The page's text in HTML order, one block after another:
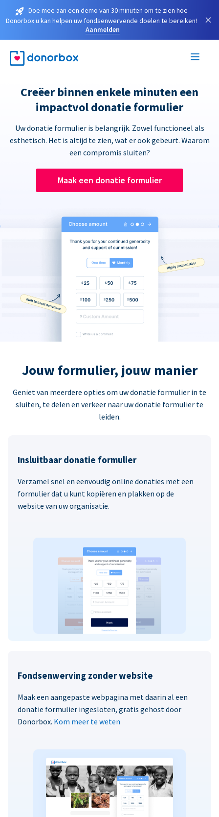
Doe mee aan een demo van 30 minuten om te zien hoe
Donorbox u kan helpen uw fondsenwervende doelen te bereiken!
Aanmelden
×
Creëer binnen enkele minuten een
impactvol donatie formulier
Uw donatie formulier is belangrijk. Zowel functioneel als
esthetisch. Het is altijd te zien, wat er ook gebeurt. Waarom
een compromis sluiten?
Maak een donatie formulier
Jouw formulier, jouw manier
Geniet van meerdere opties om uw donatie formulier in te
sluiten, te delen en verkeer naar uw donatie formulier te
leiden.
Insluitbaar donatie formulier
Verzamel snel en eenvoudig online donaties met een
formulier dat u kunt kopiëren en plakken op de
website van uw organisatie.
Fondsenwerving zonder website
Maak een aangepaste webpagina met daarin al een
donatie formulier ingesloten, gratis gehost door
Donorbox. Kom meer te weten